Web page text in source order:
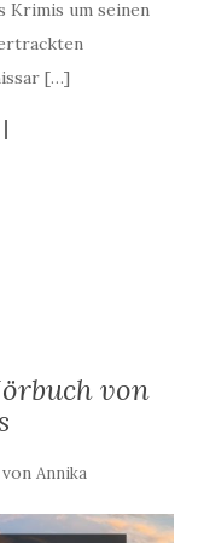
Krimis um seinen
[…]
von
von Annika